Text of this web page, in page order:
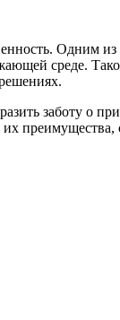
Одним
среде.
заботу о